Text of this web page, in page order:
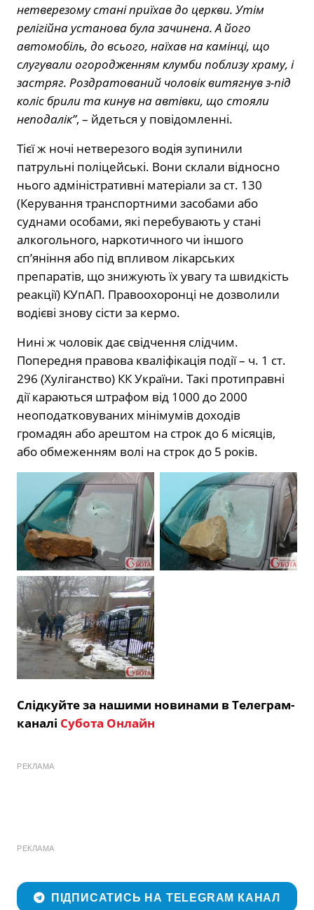
нетверезому стані приїхав до церкви. Утім
релігійна установа була зачинена. А його
автомобіль, до всього, наїхав на камінці, що
слугували огородженням клумби поблизу храму, і
застряг. Роздратований чоловік витягнув з-під
коліс брили та кинув на автівки, що стояли
неподалік”, – йдеться у повідомленні.
Тієї ж ночі нетверезого водія зупинили
патрульні поліцейські. Вони склали відносно
нього адміністративні матеріали за ст. 130
(Керування транспортними засобами або
суднами особами, які перебувають у стані
алкогольного, наркотичного чи іншого
сп’яніння або під впливом лікарських
препаратів, що знижують їх увагу та швидкість
реакції) КУпАП. Правоохоронці не дозволили
водієві знову сісти за кермо.
Нині ж чоловік дає свідчення слідчим.
Попередня правова кваліфікація події – ч. 1 ст.
296 (Хуліганство) КК України. Такі протиправні
дії караються штрафом від 1000 до 2000
неоподатковуваних мінімумів доходів
громадян або арештом на строк до 6 місяців,
або обмеженням волі на строк до 5 років.
Слідкуйте за нашими новинами в Телеграм-
каналі Субота Онлайн
РЕКЛАМА
РЕКЛАМА
ПІДПИСАТИСЬ НА TELEGRAM КАНАЛ